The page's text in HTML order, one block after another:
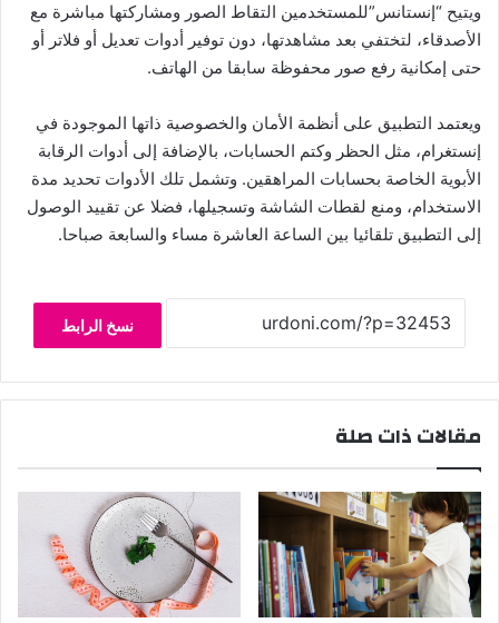
ويتيح “إنستانس”للمستخدمين التقاط الصور ومشاركتها مباشرة مع
الأصدقاء، لتختفي بعد مشاهدتها، دون توفير أدوات تعديل أو فلاتر أو
حتى إمكانية رفع صور محفوظة سابقا من الهاتف.
ويعتمد التطبيق على أنظمة الأمان والخصوصية ذاتها الموجودة في
إنستغرام، مثل الحظر وكتم الحسابات، بالإضافة إلى أدوات الرقابة
الأبوية الخاصة بحسابات المراهقين. وتشمل تلك الأدوات تحديد مدة
الاستخدام، ومنع لقطات الشاشة وتسجيلها، فضلا عن تقييد الوصول
إلى التطبيق تلقائيا بين الساعة العاشرة مساء والسابعة صباحا.
نسخ الرابط
مقالات ذات صلة